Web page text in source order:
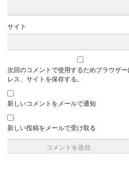
サイト
次回のコメントで使用するためブラウザ
レス、サイトを保存する。
新しいコメントをメールで通知
新しい投稿をメールで受け取る